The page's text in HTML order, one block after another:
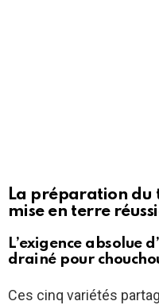
La préparation du
mise en terre
L’exigence absolue
drainé pour
Ces cinq variétés